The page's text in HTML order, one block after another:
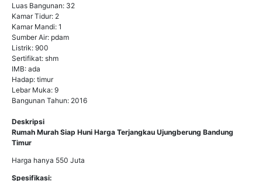
Luas Bangunan: 32
Kamar Tidur: 2
Kamar Mandi: 1
Sumber Air: pdam
Listrik: 900
Sertifikat: shm
IMB: ada
Hadap: timur
Lebar Muka: 9
Bangunan Tahun: 2016
Deskripsi
Rumah Murah Siap Huni Harga Terjangkau Ujungberung Bandung
Timur
Harga hanya 550 Juta
Spesifikasi: